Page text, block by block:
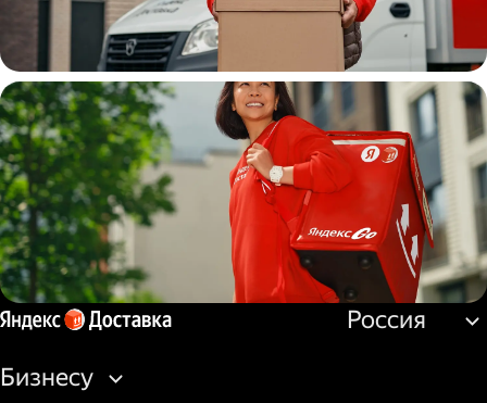
Водитель
грузовой машины
Пеший курьер
Россия
Бизнесу